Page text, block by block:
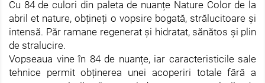
Cu 84 de culori din paleta de nuanțe Nature Color de la
abril et nature, obțineți o vopsire bogată, strălucitoare și
intensă. Păr ramane regenerat și hidratat, sănătos și plin
de stralucire.
Vopseaua vine în 84 de nuanțe, iar caracteristicile sale
tehnice permit obținerea unei acoperiri totale fără a